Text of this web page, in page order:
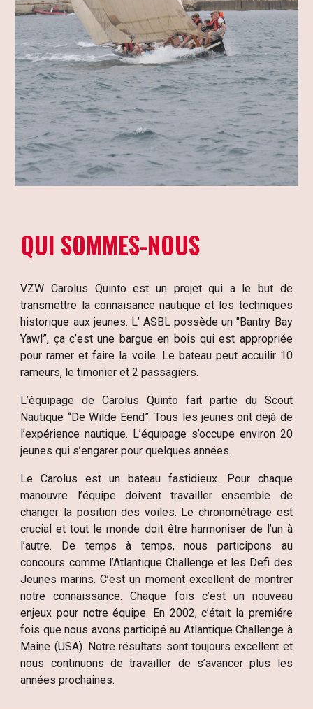
QUI SOMMES-NOUS
VZW Carolus Quinto est un projet qui a le but de
transmettre la connaisance nautique et les techniques
historique aux jeunes. L’ ASBL possède un "Bantry Bay
Yawl”, ça c’est une bargue en bois qui est appropriée
pour ramer et faire la voile. Le bateau peut accuilir 10
rameurs, le timonier et 2 passagiers.
L’équipage de Carolus Quinto fait partie du Scout
Nautique “De Wilde Eend”. Tous les jeunes ont déjà de
l’expérience nautique. L’équipage s’occupe environ 20
jeunes qui s’engarer pour quelques années.
Le Carolus est un bateau fastidieux. Pour chaque
manouvre l’équipe doivent travailler ensemble de
changer la position des voiles. Le chronométrage est
crucial et tout le monde doit être harmoniser de l’un à
l’autre. De temps à temps, nous participons au
concours comme l’Atlantique Challenge et les Defi des
Jeunes marins. C’est un moment excellent de montrer
notre connaissance. Chaque fois c’est un nouveau
enjeux pour notre équipe. En 2002, c’était la premiére
fois que nous avons participé au Atlantique Challenge à
Maine (USA). Notre résultats sont toujours excellent et
nous continuons de travailler de s’avancer plus les
années prochaines.